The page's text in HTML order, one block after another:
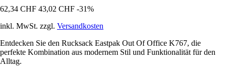
62,34 CHF 43,02 CHF -31%
inkl. MwSt. zzgl. Versandkosten
Entdecken Sie den Rucksack Eastpak Out Of Office K767, die
perfekte Kombination aus modernem Stil und Funktionalität für den
Alltag.